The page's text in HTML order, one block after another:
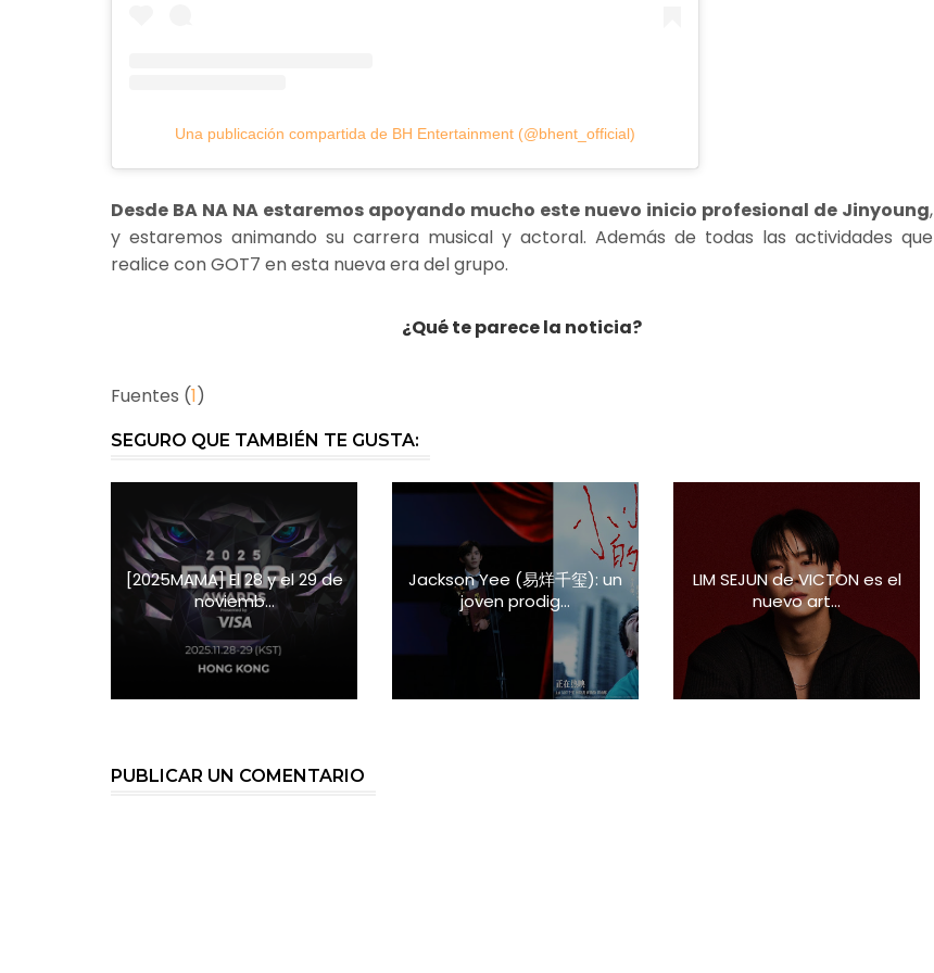
Una publicación compartida de BH Entertainment (@bhent_official)
Desde BA NA NA estaremos apoyando mucho este nuevo inicio profesional de Jinyoung,
y estaremos animando su carrera musical y actoral. Además de todas las actividades que
realice con GOT7 en esta nueva era del grupo.
¿Qué te parece la noticia?
Fuentes (1)
SEGURO QUE TAMBIÉN TE GUSTA:
[2025MAMA] El 28 y el 29 de
noviemb...
Jackson Yee (易烊千玺): un
joven prodig...
LIM SEJUN de VICTON es el
nuevo art...
PUBLICAR UN COMENTARIO